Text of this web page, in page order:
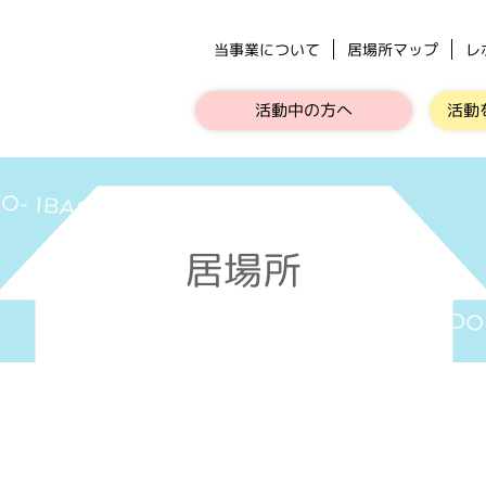
当事業について 居場所マップ レ
活動中の方へ 活動
居場所